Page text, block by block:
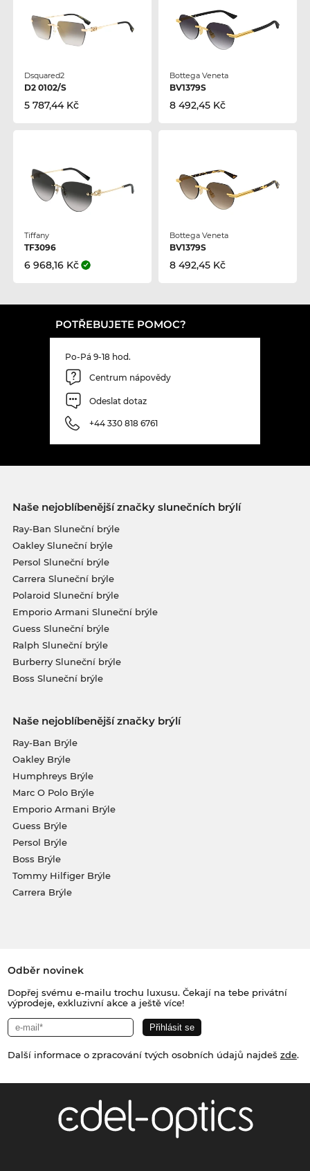
Dsquared2
D2 0102/S
5 787,44 Kč
Bottega Veneta
BV1379S
8 492,45 Kč
Tiffany
TF3096
6 968,16 Kč
Bottega Veneta
BV1379S
8 492,45 Kč
POTŘEBUJETE POMOC?
Po-Pá 9-18 hod.
Centrum nápovědy
Odeslat dotaz
+44 330 818 6761
Naše nejoblíbenější značky slunečních brýlí
Ray-Ban Sluneční brýle
Oakley Sluneční brýle
Persol Sluneční brýle
Carrera Sluneční brýle
Polaroid Sluneční brýle
Emporio Armani Sluneční brýle
Guess Sluneční brýle
Ralph Sluneční brýle
Burberry Sluneční brýle
Boss Sluneční brýle
Naše nejoblíbenější značky brýlí
Ray-Ban Brýle
Oakley Brýle
Humphreys Brýle
Marc O Polo Brýle
Emporio Armani Brýle
Guess Brýle
Persol Brýle
Boss Brýle
Tommy Hilfiger Brýle
Carrera Brýle
Odběr novinek
Dopřej svému e-mailu trochu luxusu. Čekají na tebe privátní
výprodeje, exkluzivní akce a ještě více!
Další informace o zpracování tvých osobních údajů najdeš zde.